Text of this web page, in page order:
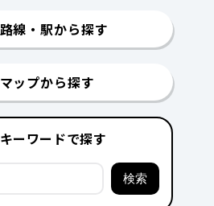
路線・駅から探す
マップから探す
キーワードで探す